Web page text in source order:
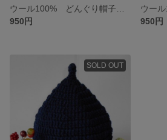
950円
950円
SOLD OUT